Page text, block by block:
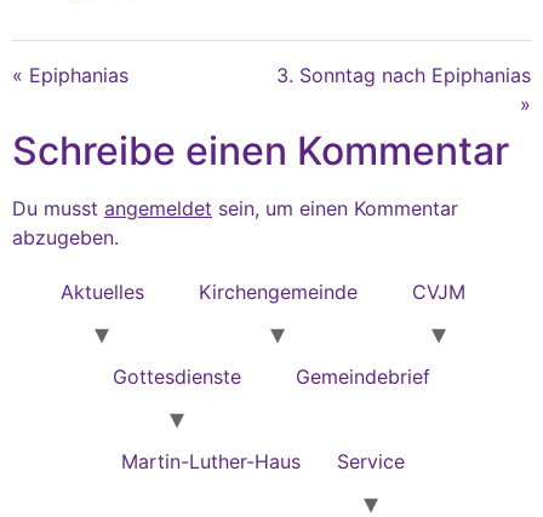
« Epiphanias
3. Sonntag nach Epiphanias
»
Schreibe einen Kommentar
Du musst angemeldet sein, um einen Kommentar
abzugeben.
Aktuelles Kirchengemeinde CVJM
Gottesdienste Gemeindebrief
Martin-Luther-Haus Service